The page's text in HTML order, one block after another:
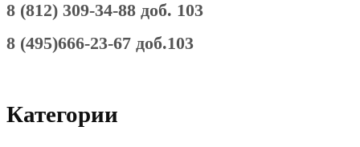
8 (812) 309-34-88 доб. 103
8 (495)666-23-67 доб.103
Категории